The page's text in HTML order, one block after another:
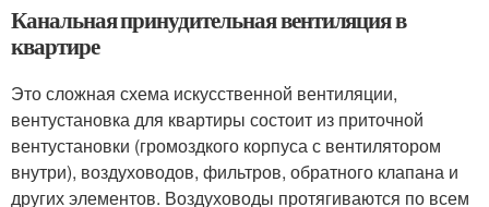
Канальная принудительная вентиляция в
квартире
Это сложная схема искусственной вентиляции,
вентустановка для квартиры состоит из приточной
вентустановки (громоздкого корпуса с вентилятором
внутри), воздуховодов, фильтров, обратного клапана и
других элементов. Воздуховоды протягиваются по всем